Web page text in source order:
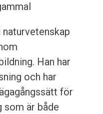
Han har
och har
för
som är både